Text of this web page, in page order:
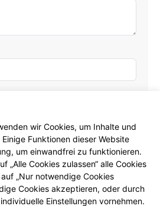
zur
wir Cookies, um Inhalte und
Funktionen dieser Website
um einwandfrei zu funktionieren.
„Alle Cookies zulassen“ alle Cookies
„Nur notwendige Cookies
Cookies akzeptieren, oder durch
Einstellungen vornehmen.